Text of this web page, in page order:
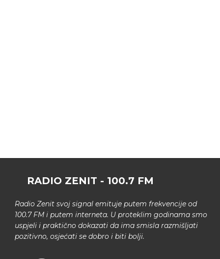
RADIO ZENIT - 100.7 FM
Radio Zenit svoj signal emituje putem frekvencije od
100.7 FM i putem interneta. U proteklim godinama smo
uspjeli i praktično dokazati da ima smisla razmišljati
pozitivno, osjećati se dobro i biti bolji.